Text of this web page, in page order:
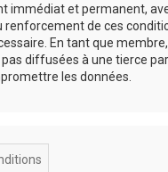
immédiat et permanent,
renforcement de ces
En tant que
diffusées à une tierce
les données.